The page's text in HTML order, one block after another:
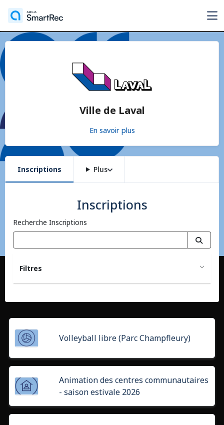
Ville de Laval
En savoir plus
Inscriptions Plus
Inscriptions
Recherche Inscriptions
Filtres
Volleyball libre (Parc Champfleury)
Animation des centres communautaires
- saison estivale 2026